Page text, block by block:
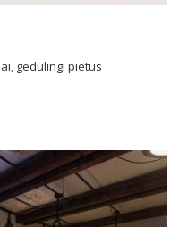
gedulingi pietūs